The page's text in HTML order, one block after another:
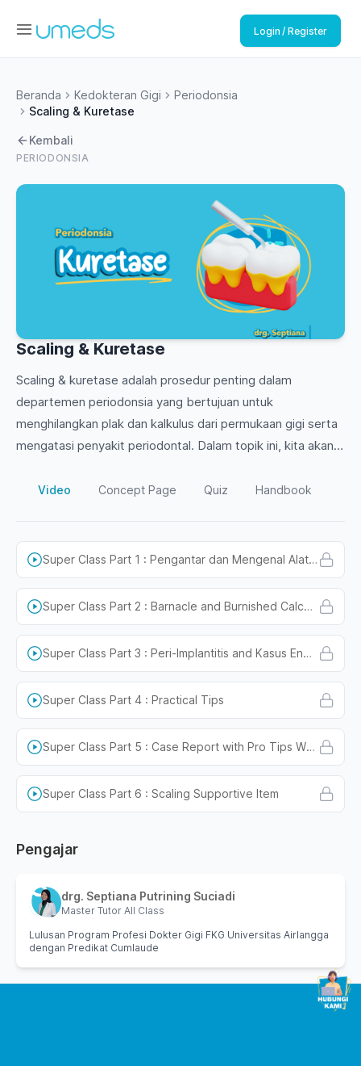
Login / Register
Beranda Kedokteran Gigi
Periodonsia
Scaling & Kuretase
PERIODONSIA
Kembali
Scaling & Kuretase
Scaling & kuretase adalah prosedur penting dalam
departemen periodonsia yang bertujuan untuk
menghilangkan plak dan kalkulus dari permukaan gigi serta
mengatasi penyakit periodontal. Dalam topik ini, kita akan
diperlukan dalam melakukan scaling dan kuretase untuk
keterampilan klinis Anda!
Video Concept Page Quiz Handbook
Super Class Part 1 : Pengantar dan Mengenal Alat Scaling
Super Class Part 2 : Barnacle and Burnished Calculus
Super Class Part 3 : Peri-Implantitis and Kasus Endemik Acid Erosion
Super Class Part 4 : Practical Tips
Super Class Part 5 : Case Report with Pro Tips When Scaling
Super Class Part 6 : Scaling Supportive Item
Pengajar
drg. Septiana Putrining Suciadi
Master Tutor All Class
Lulusan Program Profesi Dokter Gigi FKG Universitas Airlangga
dengan Predikat Cumlaude